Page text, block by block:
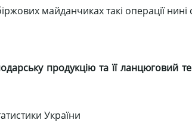
майданчиках такі операції нині
продукцію та її ланцюговий
України